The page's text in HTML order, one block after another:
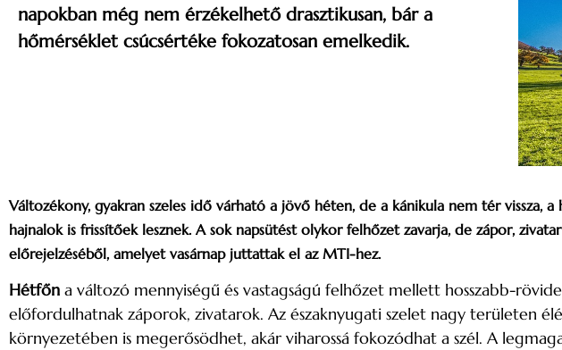
napokban még nem érzékelhető drasztikusan, bár a
hőmérséklet csúcsértéke fokozatosan emelkedik.
Változékony, gyakran szeles idő várható a jövő héten, de a kánikula nem tér vissza,
hajnalok is frissítőek lesznek. A sok napsütést olykor felhőzet zavarja, de zápor,
előrejelzéséből, amelyet vasárnap juttattak el az MTI-hez.
Hétfőn a változó mennyiségű és vastagságú felhőzet mellett hosszabb-
előfordulhatnak záporok, zivatarok. Az északnyugati szelet nagy területen
környezetében is megerősödhet, akár viharossá fokozódhat a szél. A